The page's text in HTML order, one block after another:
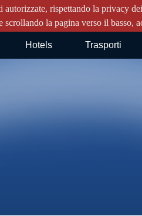
rispettando la privacy
la pagina verso il basso,
Hotels Trasporti